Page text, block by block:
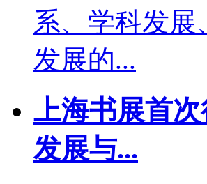
系、学科发
发展的...
上海书展首
发展与...